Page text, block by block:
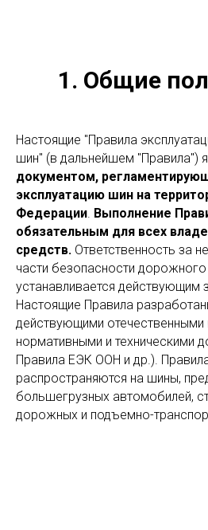
1. Общие
Настоящие "Правила
шин" (в дальнейшем "Правила")
документом,
эксплуатацию шин на
Федерации. Выполнение
обязательным для всех
средств. Ответственность за
части безопасности
устанавливается действующим
Настоящие Правила
действующими
нормативными и техническими
Правила ЕЭК ООН и др.).
распространяются на шины,
большегрузных автомобилей,
дорожных и подъемно-